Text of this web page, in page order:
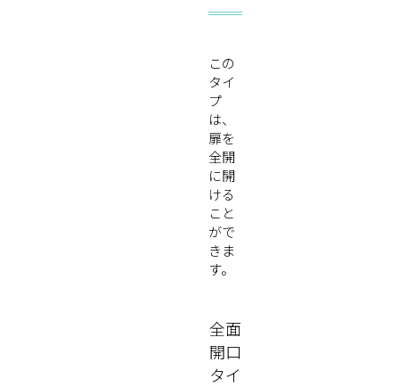
この
タイ
プ
は、
扉を
全開
に開
ける
こと
がで
きま
す。
全面
開口
タイ